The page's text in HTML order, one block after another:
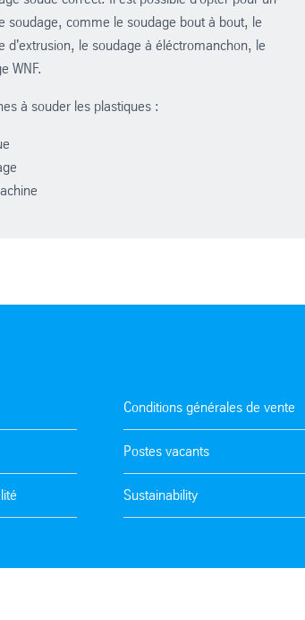
soudage, comme le soudage bout à bout, le
d'extrusion, le soudage à éléctromanchon, le
WNF.
à souder les plastiques :
Conditions générales de vente
Postes vacants
Sustainability